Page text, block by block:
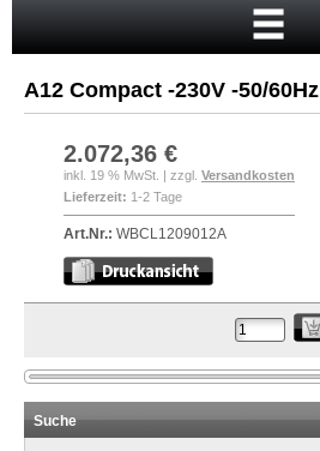
Neukunde?
Kasse
Anmelden
A12 Compact -230V -50/60Hz
2.072,36 €
inkl. 19 % MwSt. | zzgl. Versandkosten
Lieferzeit: 1-2 Tage
Art.Nr.: WBCL1209012A
Suche